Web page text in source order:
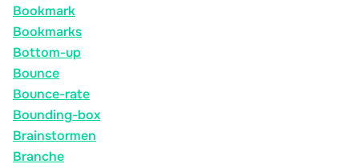
Bookmark
Bookmarks
Bottom-up
Bounce
Bounce-rate
Bounding-box
Brainstormen
Branche